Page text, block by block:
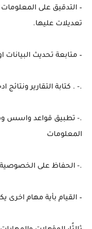
– التدقيق على
تعديلات عليها.
– متابعة تحديث
.- . كتابة التقارير ونتائج
.- تطبيق قواعد واسس
المعلومات
.- الحفاظ على الخصوصية
– القيام بأية مهام